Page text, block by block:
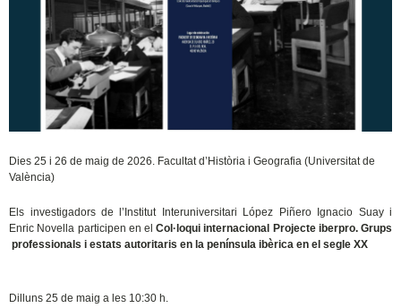
Dies 25 i 26 de maig de 2026. Facultat d’Història i Geografia (Universitat de
València)
Els investigadors de l’Institut Interuniversitari López Piñero Ignacio Suay i
Enric Novella participen en elCol·loqui internacional Projecte iberpro. Grups
professionals i estats autoritaris en la península ibèrica en el segle XX
Dilluns 25 de maig a les 10:30 h.